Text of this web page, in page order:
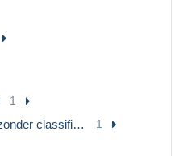
1
Andere & zonder classificatie 1